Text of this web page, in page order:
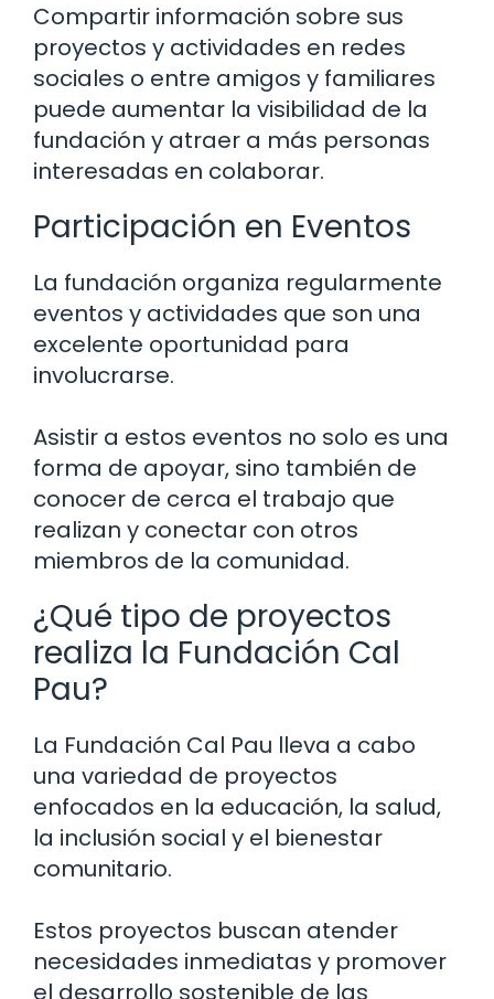
Compartir información sobre sus
proyectos y actividades en redes
sociales o entre amigos y familiares
puede aumentar la visibilidad de la
fundación y atraer a más personas
interesadas en colaborar.
Participación en Eventos
La fundación organiza regularmente
eventos y actividades que son una
excelente oportunidad para
involucrarse.
Asistir a estos eventos no solo es una
forma de apoyar, sino también de
conocer de cerca el trabajo que
realizan y conectar con otros
miembros de la comunidad.
¿Qué tipo de proyectos
realiza la Fundación Cal
Pau?
La Fundación Cal Pau lleva a cabo
una variedad de proyectos
enfocados en la educación, la salud,
la inclusión social y el bienestar
comunitario.
Estos proyectos buscan atender
necesidades inmediatas y promover
el desarrollo sostenible de las